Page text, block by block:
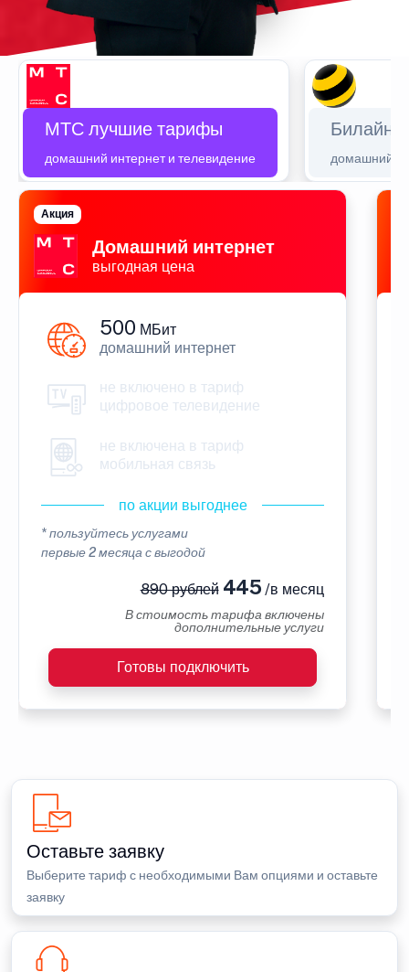
МТС лучшие тарифы
домашний интернет и телевидение
Билайн
домашний
Домашний интернет
выгодная цена
Акция
500 МБит
домашний интернет
не включено в тариф
цифровое телевидение
не включена в тариф
мобильная связь
по акции выгоднее
* пользуйтесь услугами
первые 2 месяца с выгодой
890 рублей445 /в месяц
В стоимость тарифа включены
дополнительные услуги
Готовы подключить
Оставьте заявку
Выберите тариф с необходимыми Вам опциями и оставьте
заявку